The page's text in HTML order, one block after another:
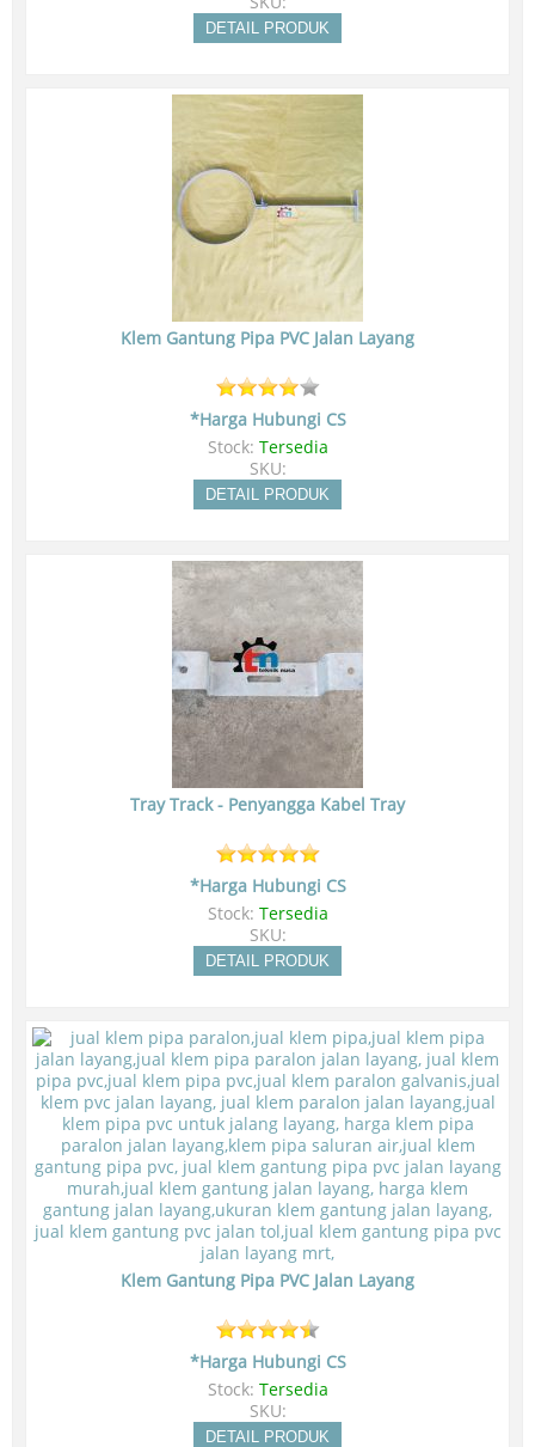
DETAIL PRODUK
Klem Gantung Pipa PVC Jalan Layang
*Harga Hubungi CS
Stock: Tersedia
SKU:
DETAIL PRODUK
Tray Track - Penyangga Kabel Tray
*Harga Hubungi CS
Stock: Tersedia
SKU:
DETAIL PRODUK
Klem Gantung Pipa PVC Jalan Layang
*Harga Hubungi CS
Stock: Tersedia
SKU:
DETAIL PRODUK